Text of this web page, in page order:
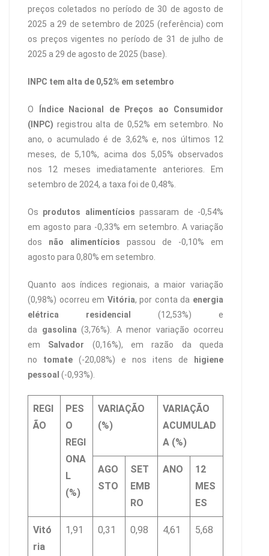
preços coletados no período de 30 de agosto de
2025 a 29 de setembro de 2025 (referência) com
os preços vigentes no período de 31 de julho de
2025 a 29 de agosto de 2025 (base).
INPC tem alta de 0,52% em setembro
O
Índice Nacional de Preços ao Consumidor
(INPC) registrou alta de 0,52% em setembro. No
ano, o acumulado é de 3,62% e, nos últimos 12
meses, de 5,10%, acima dos 5,05% observados
nos 12 meses imediatamente anteriores. Em
setembro de 2024, a taxa foi de 0,48%.
Os produtos alimentícios passaram de -0,54%
em agosto para -0,33% em setembro. A variação
dos não alimentícios passou de -0,10% em
agosto para 0,80% em setembro.
Quanto aos índices regionais, a maior variação
(0,98%) ocorreu em Vitória, por conta da energia
elétrica residencial
(12,53%) e
da gasolina (3,76%). A menor variação ocorreu
em Salvador (0,16%), em razão da queda
no tomate (-20,08%) e nos itens de
higiene
pessoal (-0,93%).
REGI
ÃO
PES
O
REGI
ONA
L
(%)
VARIAÇÃO
(%)
VARIAÇÃO
ACUMULAD
A (%)
AGO
STO
SET
EMB
RO
ANO
12
MES
ES
Vitó
ria
1,91 0,31 0,98 4,61 5,68